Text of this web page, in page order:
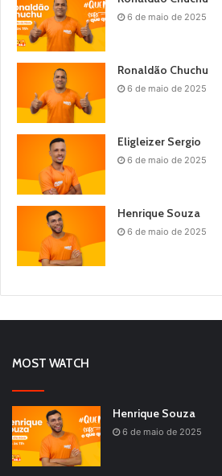
6 de maio de 2025
Ronaldão Chuchu
6 de maio de 2025
Eligleizer Sergio
6 de maio de 2025
Henrique Souza
6 de maio de 2025
MOST WATCH
Henrique Souza
6 de maio de 2025